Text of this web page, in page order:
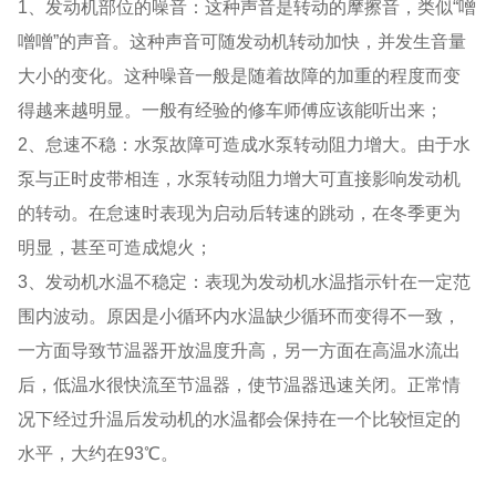
1、发动机部位的噪音：这种声音是转动的摩擦音，类似“噌
噌噌”的声音。这种声音可随发动机转动加快，并发生音量
大小的变化。这种噪音一般是随着故障的加重的程度而变
得越来越明显。一般有经验的修车师傅应该能听出来；
2、怠速不稳：水泵故障可造成水泵转动阻力增大。由于水
泵与正时皮带相连，水泵转动阻力增大可直接影响发动机
的转动。在怠速时表现为启动后转速的跳动，在冬季更为
明显，甚至可造成熄火；
3、发动机水温不稳定：表现为发动机水温指示针在一定范
围内波动。原因是小循环内水温缺少循环而变得不一致，
一方面导致节温器开放温度升高，另一方面在高温水流出
后，低温水很快流至节温器，使节温器迅速关闭。正常情
况下经过升温后发动机的水温都会保持在一个比较恒定的
水平，大约在93℃。